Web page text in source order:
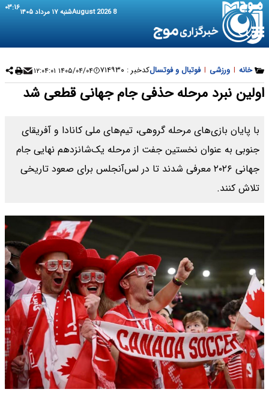
8 August 2026 شنبه ۱۷ مرداد ۱۴۰۵ ۰۳:۱۶
خانه | ورزشی | فوتبال و فوتسالکدخبر : ۷۱۴۹۳۰ ۱۴۰۵/۰۴/۰۴ ۱۲:۰۴:۰۱
اولین نبرد مرحله حذفی جام جهانی قطعی شد
با پایان بازی‌های مرحله گروهی، تیم‌های ملی کانادا و آفریقای
جنوبی به عنوان نخستین جفت از مرحله یک‌شانزدهم نهایی جام
جهانی ۲۰۲۶ معرفی شدند تا در لس‌آنجلس برای صعود تاریخی
تلاش کنند.